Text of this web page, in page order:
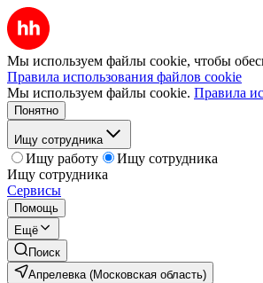
Мы используем файлы cookie, чтобы
Правила использования файлов cookie
Мы используем файлы cookie. Правила
Понятно
Ищу сотрудника
Ищу работу
Ищу сотрудника
Ищу сотрудника
Сервисы
Помощь
Ещё
Поиск
Апрелевка (Московская область)